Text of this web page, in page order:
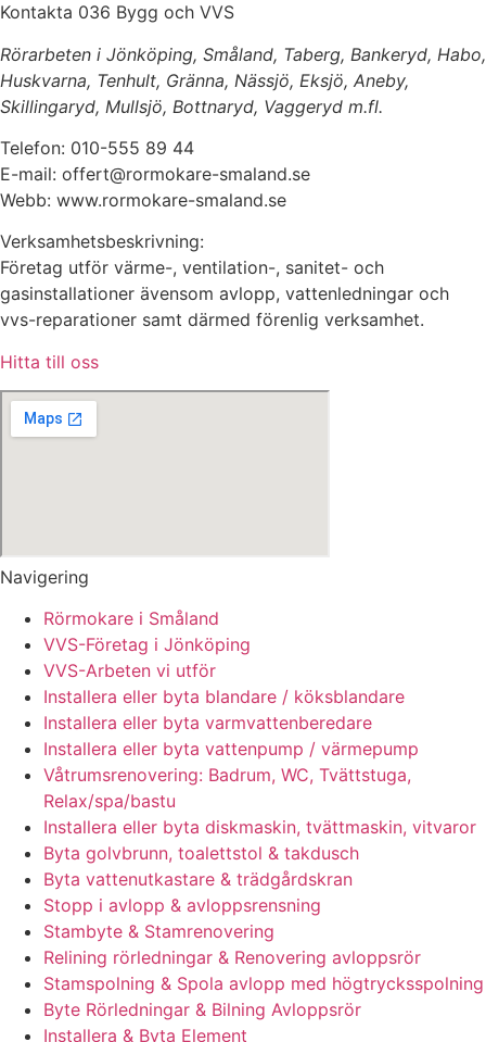
Kontakta 036 Bygg och VVS
Rörarbeten i Jönköping, Småland, Taberg, Bankeryd, Habo,
Huskvarna, Tenhult, Gränna, Nässjö, Eksjö, Aneby,
Skillingaryd, Mullsjö, Bottnaryd, Vaggeryd m.fl.
Telefon: 010-555 89 44
E-mail: offert@rormokare-smaland.se
Webb: www.rormokare-smaland.se
Verksamhetsbeskrivning:
Företag utför värme-, ventilation-, sanitet- och
gasinstallationer ävensom avlopp, vattenledningar och
vvs-reparationer samt därmed förenlig verksamhet.
Hitta till oss
Navigering
Rörmokare i Småland
VVS-Företag i Jönköping
VVS-Arbeten vi utför
Installera eller byta blandare / köksblandare
Installera eller byta varmvattenberedare
Installera eller byta vattenpump / värmepump
Våtrumsrenovering: Badrum, WC, Tvättstuga,
Relax/spa/bastu
Installera eller byta diskmaskin, tvättmaskin, vitvaror
Byta golvbrunn, toalettstol & takdusch
Byta vattenutkastare & trädgårdskran
Stopp i avlopp & avloppsrensning
Stambyte & Stamrenovering
Relining rörledningar & Renovering avloppsrör
Stamspolning & Spola avlopp med högtrycksspolning
Byte Rörledningar & Bilning Avloppsrör
Installera & Byta Element